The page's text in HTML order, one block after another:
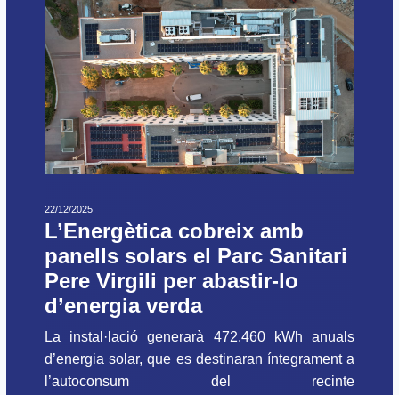
22/12/2025
L’Energètica cobreix amb
panells solars el Parc Sanitari
Pere Virgili per abastir-lo
d’energia verda
La instal·lació generarà 472.460 kWh anuals
d’energia solar, que es destinaran íntegrament a
l’autoconsum del recinte